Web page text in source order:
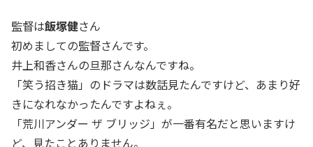
監督は飯塚健さん
初めましての監督さんです。
井上和香さんの旦那さんなんですね。
「笑う招き猫」のドラマは数話見たんですけど、あまり好
きになれなかったんですよねぇ。
「荒川アンダー ザ ブリッジ」が一番有名だと思いますけ
ど、見たことありません。